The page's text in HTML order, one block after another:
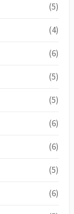
(5)
(4)
(6)
(5)
(5)
(6)
(6)
(5)
(6)